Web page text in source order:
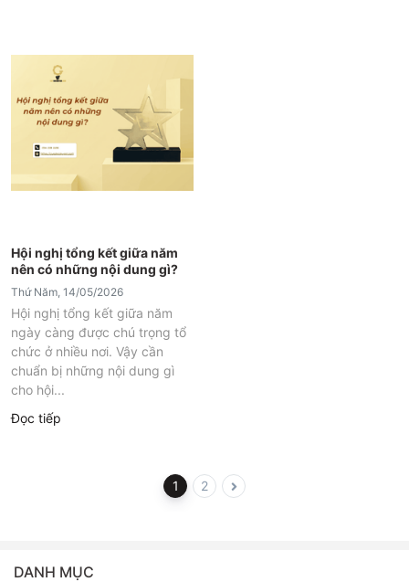
Hội nghị tổng kết giữa năm
nên có những nội dung gì?
Thứ Năm, 14/05/2026
Hội nghị tổng kết giữa năm
ngày càng được chú trọng tổ
chức ở nhiều nơi. Vậy cần
chuẩn bị những nội dung gì
cho hội...
Đọc tiếp
1 2
DANH MỤC